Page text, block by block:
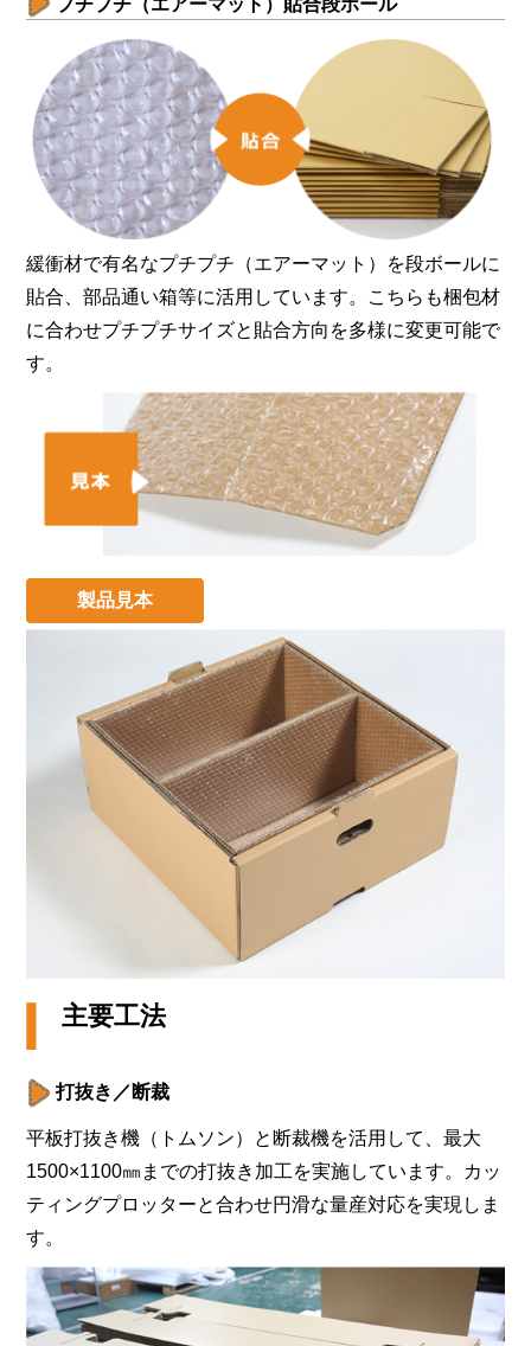
プチプチ（エアーマット）貼合段ボール
緩衝材で有名なプチプチ（エアーマット）を段ボールに
貼合、部品通い箱等に活用しています。こちらも梱包材
に合わせプチプチサイズと貼合方向を多様に変更可能で
す。
製品見本
主要工法
打抜き／断裁
平板打抜き機（トムソン）と断裁機を活用して、最大
1500×1100㎜までの打抜き加工を実施しています。カッ
ティングプロッターと合わせ円滑な量産対応を実現しま
す。